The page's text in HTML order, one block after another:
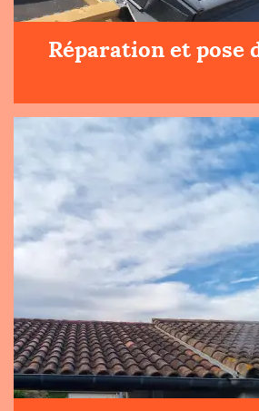
Réparation et pose